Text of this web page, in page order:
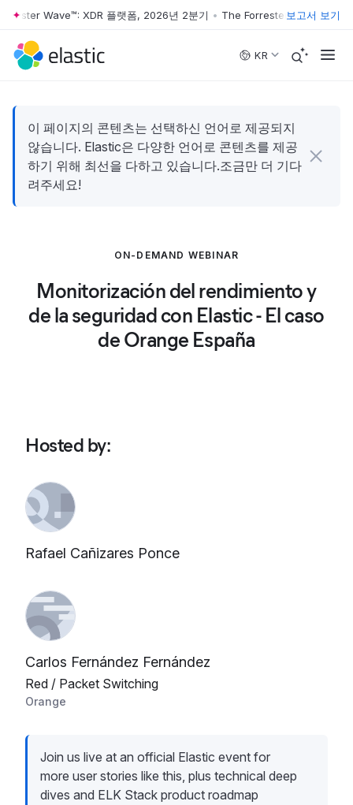
Skip to main content
Wave™: XDR 플랫폼, 2026년 2분기 • The Forrester Wave™: XDR
보고서 보기
KR
이 페이지의 콘텐츠는 선택하신 언어로 제공되지
않습니다. Elastic은 다양한 언어로 콘텐츠를 제공
하기 위해 최선을 다하고 있습니다.조금만 더 기다
려주세요!
ON-DEMAND WEBINAR
Monitorización del rendimiento y
de la seguridad con Elastic - El caso
de Orange España
Hosted by:
Rafael Cañizares Ponce
Carlos Fernández Fernández
Red / Packet Switching
Orange
Join us live at an official Elastic event for
more user stories like this, plus technical deep
dives and ELK Stack product roadmap